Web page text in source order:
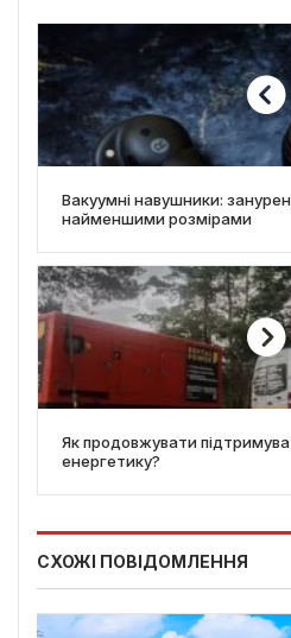
Вакуумні навушники:
найменшими розмірами
Як продовжувати
енергетику?
СХОЖІ ПОВІДОМЛЕННЯ